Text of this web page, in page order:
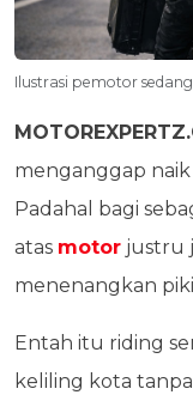
Ilustrasi pemotor
menganggap naik
Padahal bagi
atas motor justru
menenangkan
Entah itu riding
keliling kota